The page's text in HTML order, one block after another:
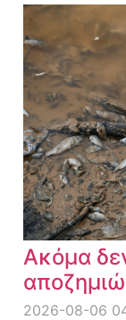
Ακόμα
2026-08-06